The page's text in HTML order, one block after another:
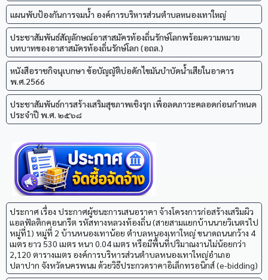
แผนพับป้องกันการจมน้ำ องค์การบริหารส่วนตำบลหนองเทาใหญ่
ประชาสัมพันธ์สัญลักษณ์อาสาสมัครท้องถิ่นรักษ์โลกพร้อมความหมาย
บทบาทของอาสาสมัครท้องถิ่นรักษ์โลก (อถล.)
หนังสือราชกิจนุเบกษา ข้อบัญญัติบ่อดักไขมันบำบัดน้ำเสียในอาคาร
พ.ศ.2566
ประชาสัมพันธ์การสร้างเสริมสุขภาพเชิงรุก เพื่อลดภาวะคลอดก่อนกำหนด
ประจำปี พ.ศ. ๒๕๖๘
ประกาศ เรื่อง ประกาศผู้ชนะการเสนอราคา จ้างโครงการก่อสร้างเสริมผิว
แอลฟัลติกคอนกรีต รหัสทางหลวงท้องถิ่น (สายสามแยกบ้านนายวิเนตรไป
หมู่ที่1) หมู่ที่ 2 บ้านหนองเทาน้อย ตำบลหนองเทาใหญ่ ขนาดถนนกว้าง 4
เมตร ยาว 530 เมตร หนา 0.04 เมตร หรือมีพื้นที่ปริมาณงานไม่น้อยกว่า
2,120 ตารางเมตร องค์การบริหารส่วนตำบลหนองเทาใหญ่อำเภอ
ปลาปาก จังหวัดนครพนม ด้วยวิธีประกวดราคาอิเล็กทรอนิกส์ (e-bidding)